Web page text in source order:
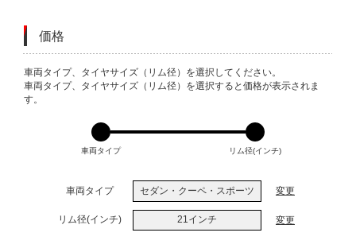
価格
VARIATIONS
車両タイプ、タイヤサイズ（リム径）を選択してください。
車両タイプ、タイヤサイズ（リム径）を選択すると価格が表示されま
す。
車両タイプ リム径(インチ)
車両タイプ セダン・クーペ・スポーツ 変更
リム径(インチ) 21インチ 変更